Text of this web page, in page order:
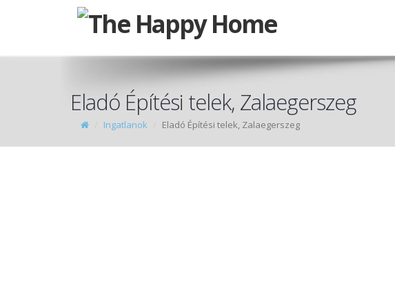
Eladó Építési telek, Zalaegerszeg
Ingatlanok Eladó Építési telek, Zalaegerszeg